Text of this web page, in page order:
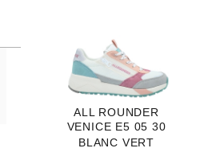
ALL ROUNDER
VENICE E5 05 30
BLANC VERT